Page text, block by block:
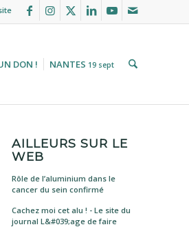
DON ! NANTES 19 sept
AILLEURS SUR LE
WEB
Rôle de l’aluminium dans le
cancer du sein confirmé
Cachez moi cet alu ! - Le site du
journal L&#039;age de faire